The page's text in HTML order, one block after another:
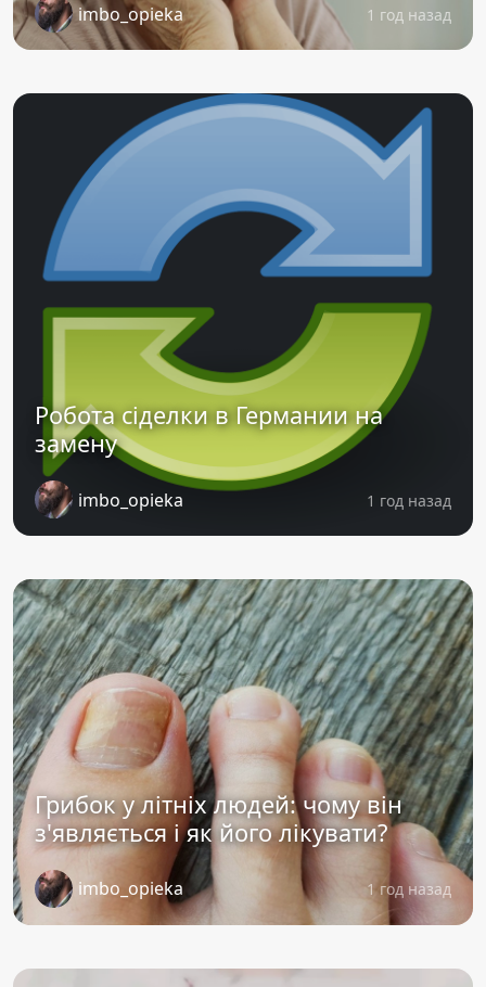
imbo_opieka 1 год назад
Робота сіделки в Германии на
замену
imbo_opieka 1 год назад
Грибок у літніх людей: чому він
з'являється і як його лікувати?
imbo_opieka 1 год назад